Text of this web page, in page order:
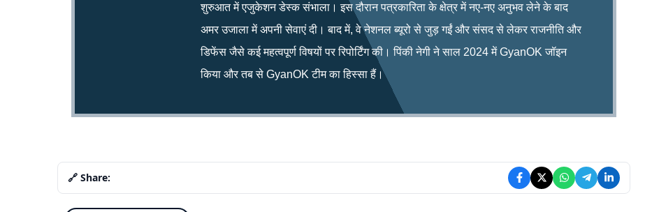
शुरुआत में एजुकेशन डेस्क संभाला। इस दौरान पत्रकारिता के क्षेत्र में नए-नए अनुभव लेने के बाद
अमर उजाला में अपनी सेवाएं दी। बाद में, वे नेशनल ब्यूरो से जुड़ गईं और संसद से लेकर राजनीति और
डिफेंस जैसे कई महत्वपूर्ण विषयों पर रिपोर्टिंग की। पिंकी नेगी ने साल 2024 में GyanOK जॉइन
किया और तब से GyanOK टीम का हिस्सा हैं।
🔗 Share: